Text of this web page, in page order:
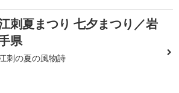
刺夏まつり 七夕まつり／岩
県
刺の夏の風物詩